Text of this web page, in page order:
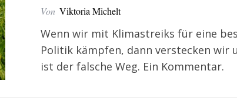
Von Viktoria Michelt
Wenn wir mit Klimastreiks für eine
Politik kämpfen, dann verstecken wir
ist der falsche Weg. Ein Kommentar.